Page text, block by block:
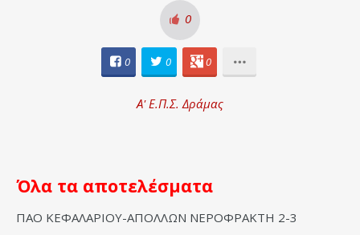
0
0 0 0
Α' Ε.Π.Σ. Δράμας
Όλα τα αποτελέσματα
ΠΑΟ ΚΕΦΑΛΑΡΙΟΥ-ΑΠΟΛΛΩΝ ΝΕΡΟΦΡΑΚΤΗ 2-3